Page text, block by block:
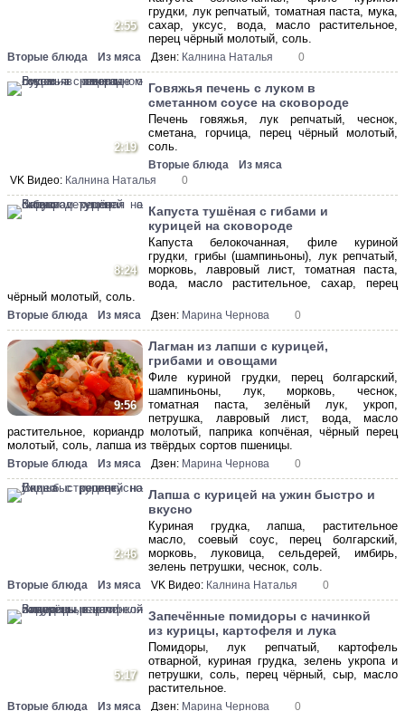
2:55
грудки, лук репчатый, томатная паста, мука,
сахар, уксус, вода, масло растительное,
перец чёрный молотый, соль.
Вторые блюда Из мяса Дзен: Калнина Наталья 0
2:19
Говяжья печень с луком в
сметанном соусе на сковороде
Печень говяжья, лук репчатый, чеснок,
сметана, горчица, перец чёрный молотый,
соль.
Вторые блюда
Из мяса
VK Видео: Калнина Наталья 0
8:24
Капуста тушёная с гибами и
курицей на сковороде
Капуста белокочанная, филе куриной
грудки, грибы (шампиньоны), лук репчатый,
морковь, лавровый лист, томатная паста,
вода, масло растительное, сахар, перец
чёрный молотый, соль.
Вторые блюда Из мяса Дзен: Марина Чернова 0
9:56
Лагман из лапши с курицей,
грибами и овощами
Филе куриной грудки, перец болгарский,
шампиньоны, лук, морковь, чеснок,
томатная паста, зелёный лук, укроп,
петрушка, лавровый лист, вода, масло
растительное, кориандр молотый, паприка копчёная, чёрный перец
молотый, соль, лапша из твёрдых сортов пшеницы.
Вторые блюда Из мяса Дзен: Марина Чернова 0
2:46
Лапша с курицей на ужин быстро и
вкусно
Куриная грудка, лапша, растительное
масло, соевый соус, перец болгарский,
морковь, луковица, сельдерей, имбирь,
зелень петрушки, чеснок, соль.
Вторые блюда Из мяса VK Видео: Калнина Наталья 0
5:17
Запечённые помидоры с начинкой
из курицы, картофеля и лука
Помидоры, лук репчатый, картофель
отварной, куриная грудка, зелень укропа и
петрушки, соль, перец чёрный, сыр, масло
растительное.
Вторые блюда Из мяса Дзен: Марина Чернова 0